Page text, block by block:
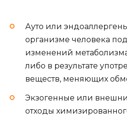
Ауто или
организме человека
изменений
либо в результате
веществ, меняющих
Экзогенные или
отходы